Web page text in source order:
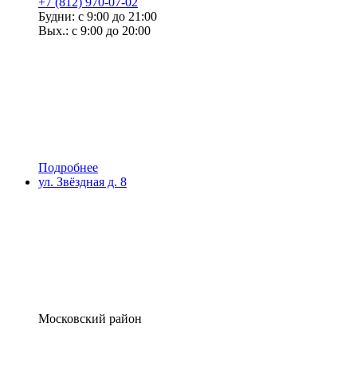
Будни: с 9:00 до 21:00
Вых.: с 9:00 до 20:00
Подробнее
ул. Звёздная д. 8
Московский район